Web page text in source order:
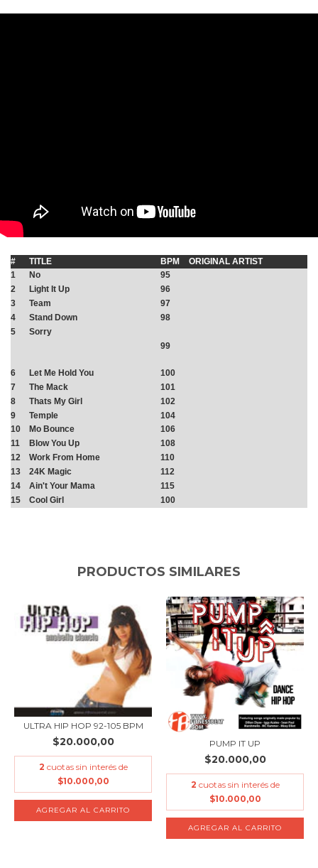
# TITLE BPM
ORIGINAL ARTIST
1
No
95
2
Light It Up
96
3
Team
97
4
Stand Down
98
5
Sorry
99
6 Let Me Hold You
100
7
The Mack
101
8
Thats My Girl
102
9
Temple
104
10
Mo Bounce
106
11
Blow You Up
108
12
Work From Home
110
13
24K Magic
112
14
Ain't Your Mama
115
15
Cool Girl 100
PRODUCTOS SIMILARES
ULTRA HIP HOP 92-105 BPM
$20.000,00
2 cuotas sin interés de
$10.000,00
PUMP IT UP
$20.000,00
2 cuotas sin interés de
$10.000,00